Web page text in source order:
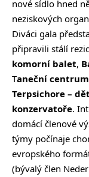
nové sídlo hned
neziskových
Diváci gala
připravili stálí
komorní balet,
Taneční
Terpsichore –
konzervatoře.
domácí členové
týmy počínaje
evropského
(bývalý člen